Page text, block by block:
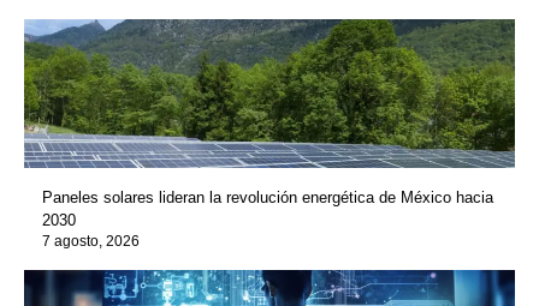
Paneles solares lideran la revolución energética de México hacia
2030
7 agosto, 2026